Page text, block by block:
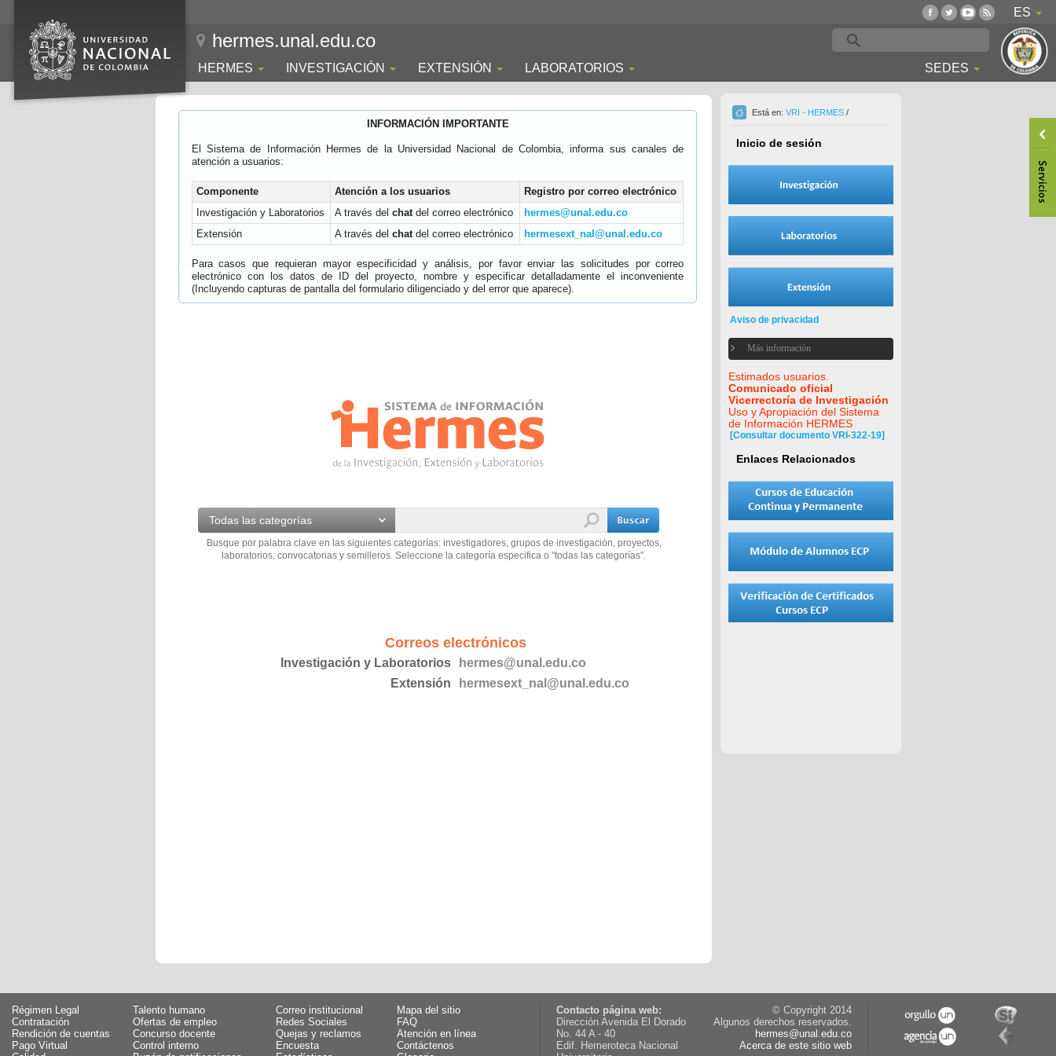
ES
hermes.unal.edu.co
HERMES INVESTIGACIÓN EXTENSIÓN LABORATORIOS SEDES
INFORMACIÓN IMPORTANTE
El Sistema de Información Hermes de la Universidad Nacional de Colombia, informa sus canales de
atención a usuarios:
Componente Atención a los usuarios
Registro por correo electrónico
Investigación y Laboratorios
A través del chatdel correo electrónico
hermes@unal.edu.co
Extensión
A través del chatdel correo electrónico hermesext_nal@unal.edu.co
Para casos que requieran mayor especificidad y análisis, por favor enviar las solicitudes por correo
electrónico con los datos de ID del proyecto, nombre y especificar detalladamente el inconveniente
(Incluyendo capturas de pantalla del formulario diligenciado y del error que aparece).
Todas las categorías
Busque por palabra clave en las siguientes categorías: investigadores, grupos de investigación, proyectos,
laboratorios, convocatorias y semilleros. Seleccione la categoría especifica o "todas las categorías".
Correos electrónicos
Investigación y Laboratorios
hermes@unal.edu.co
Extensión
hermesext_nal@unal.edu.co
Está en: VRI - HERMES /
Inicio de sesión
Aviso de privacidad
Más información
Estimados usuarios.
Comunicado oficial
Vicerrectoría de Investigación
Uso y Apropiación del Sistema
de Información HERMES
[Consultar documento VRI-322-19]
Enlaces Relacionados
Régimen Legal
Talento humano
Contratación
Ofertas de empleo
Rendición de cuentas
Concurso docente
Pago Virtual
Control interno
Correo institucional
Mapa del sitio
Redes Sociales
FAQ
Quejas y reclamos
Atención en línea
Encuesta
Contáctenos
Contacto página web:
Dirección Avenida El Dorado
No. 44 A - 40
Edif. Hemeroteca Nacional
© Copyright 2014
Algunos derechos reservados.
hermes@unal.edu.co
Acerca de este sitio web